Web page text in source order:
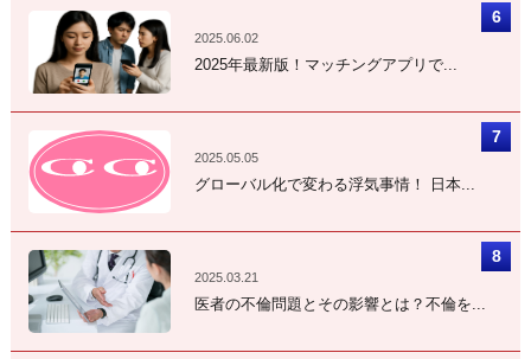
2025.06.02
2025年最新版！マッチングアプリで...
2025.05.05
グローバル化で変わる浮気事情！ 日本...
2025.03.21
医者の不倫問題とその影響とは？不倫を...